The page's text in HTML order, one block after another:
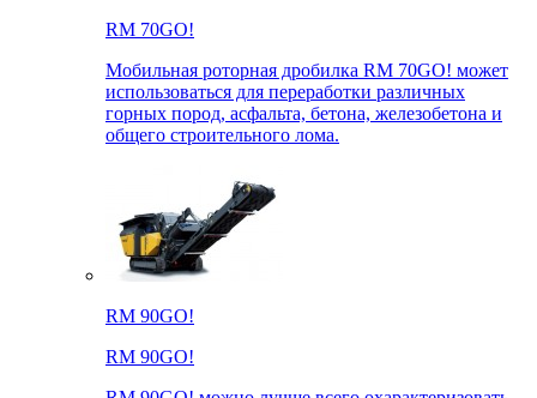
RM 70GO!
Мобильная роторная дробилка RM 70GO! может
использоваться для переработки различных
горных пород, асфальта, бетона, железобетона и
общего строительного лома.
RM 90GO!
RM 90GO!